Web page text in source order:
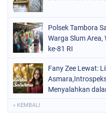
Polsek Tambora
Warga Slum Area,
ke-81 RI
Fany Zee Lewat:
Menyalahkan
« KEMBALI